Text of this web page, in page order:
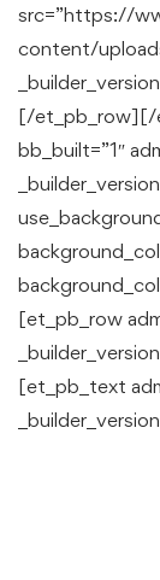
src=”https://
content/
[/et_pb_row][/
bb_built=”1″
[et_pb_row
[et_pb_text